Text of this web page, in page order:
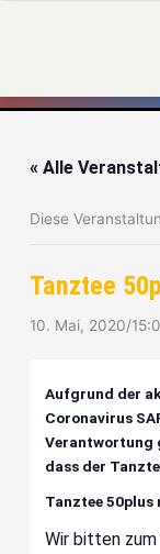
« Alle
Diese
Tanztee
10. Mai, 2020/
Aufgrund der
Coronavirus
Verantwortung
dass der
Tanztee
Wir bitten zum